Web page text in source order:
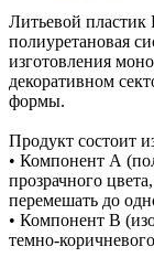
Литьевой
полиуретановая
изготовления
декоративном
формы.
Продукт состоит
• Компонент А
прозрачного
перемешать до
• Компонент В
темно-